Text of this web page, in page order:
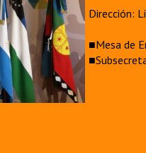
Dirección:
■Mesa de